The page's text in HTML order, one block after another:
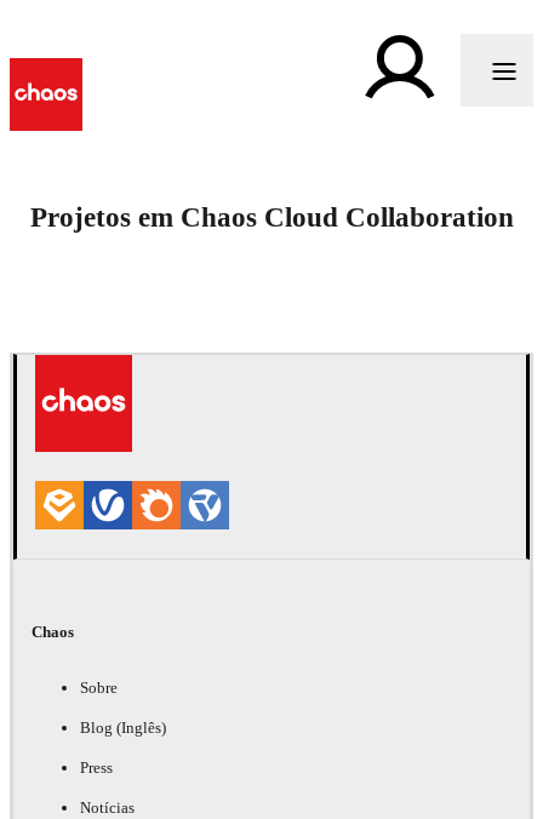
Projetos em Chaos Cloud Collaboration
Chaos
Sobre
Blog (Inglês)
Press
Notícias